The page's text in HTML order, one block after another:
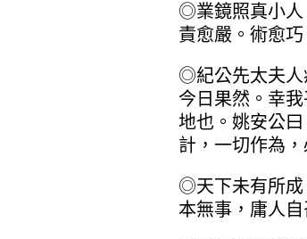
◎業鏡照真小人
責愈嚴。術愈巧
◎紀公先太夫人
今日果然。幸
地也。姚安公
計，一切作為
◎天下未有所成
本無事，庸人自